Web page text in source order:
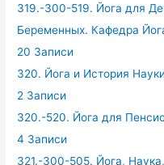
319.-300-519. Йога для
Беременных. Кафедра
20 Записи
320. Йога и История
2 Записи
320.-520. Йога для
4 Записи
321.-300-505. Йога,